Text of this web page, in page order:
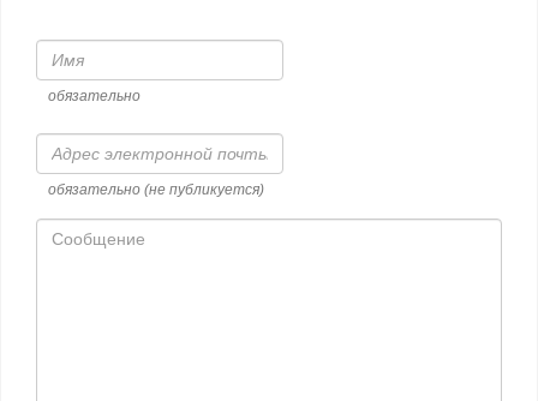
Имя
обязательно
Адрес
электронной
почты
обязательно (не публикуется)
Сообщение